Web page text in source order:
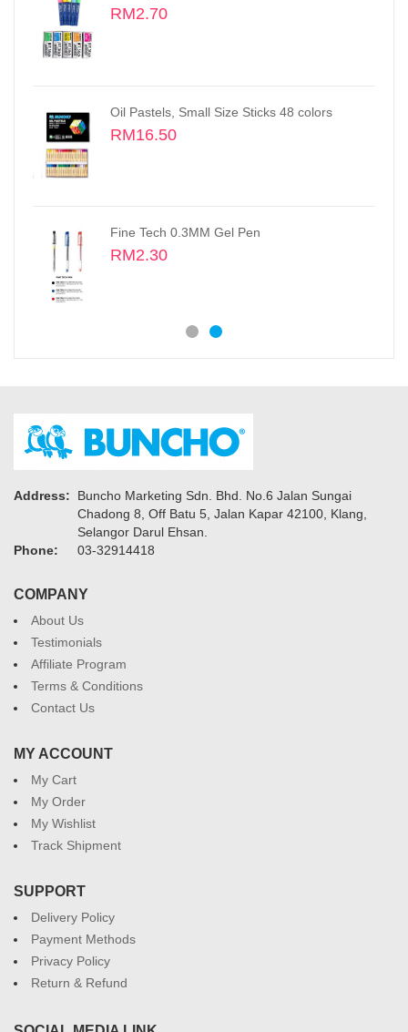
RM2.70
Oil Pastels, Small Size Sticks 48 colors
RM16.50
Fine Tech 0.3MM Gel Pen
RM2.30
Address:
Buncho Marketing Sdn. Bhd. No.6 Jalan Sungai
Chadong 8, Off Batu 5, Jalan Kapar 42100, Klang,
Selangor Darul Ehsan.
Phone:
03-32914418
COMPANY
About Us
Testimonials
Affiliate Program
Terms & Conditions
Contact Us
MY ACCOUNT
My Cart
My Order
My Wishlist
Track Shipment
SUPPORT
Delivery Policy
Payment Methods
Privacy Policy
Return & Refund